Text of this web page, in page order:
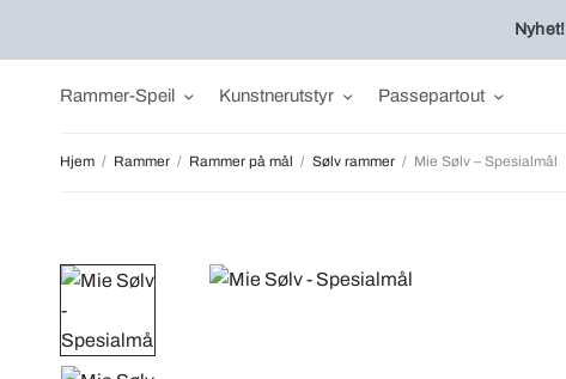
Nyhet!
Rammer-Speil Kunstnerutstyr Passepartout
Hjem / Rammer / Rammer på mål / Sølv rammer / Mie Sølv – Spesialmål